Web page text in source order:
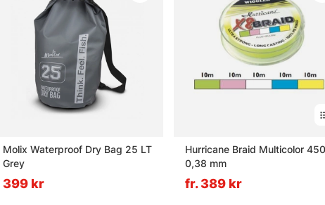
Molix Waterproof Dry Bag 25 LT
Grey
399 kr
Hurricane Braid Multicolor
0,38 mm
fr. 389 kr